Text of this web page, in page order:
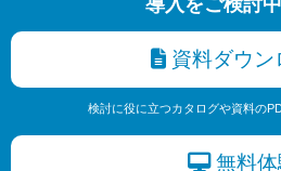
導入をご検討
資料ダウン
検討に役に立つカタログや資料の
無料体